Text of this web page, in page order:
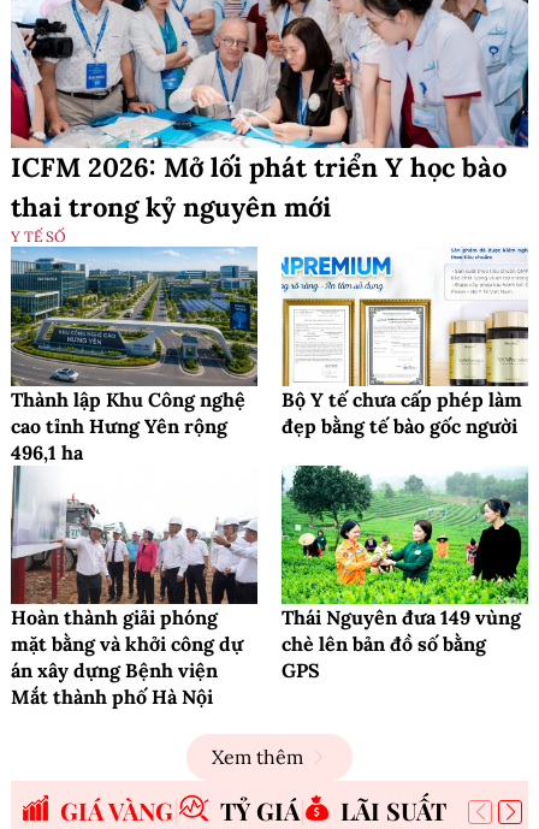
ICFM 2026: Mở lối phát triển Y học bào
thai trong kỷ nguyên mới
Y TẾ SỐ
Thành lập Khu Công nghệ
cao tỉnh Hưng Yên rộng
496,1 ha
Bộ Y tế chưa cấp phép làm
đẹp bằng tế bào gốc người
Hoàn thành giải phóng
mặt bằng và khởi công dự
án xây dựng Bệnh viện
Mắt thành phố Hà Nội
Thái Nguyên đưa 149 vùng
chè lên bản đồ số bằng
GPS
Xem thêm
GIÁ VÀNG TỶ GIÁ LÃI SUẤT